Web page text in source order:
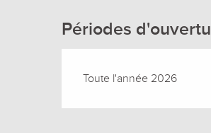
Périodes
Toute l'année 2026